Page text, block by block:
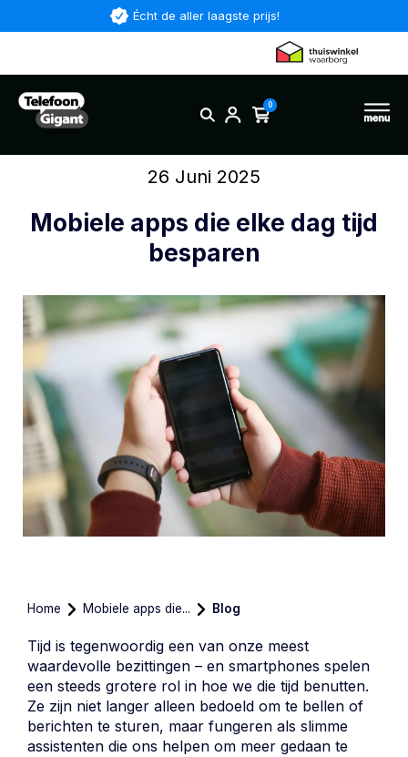
Écht de aller laagste prijs!
0
26 Juni 2025
Mobiele apps die elke dag tijd
besparen
Home Mobiele apps die... Blog
Tijd is tegenwoordig een van onze meest
waardevolle bezittingen – en smartphones spelen
een steeds grotere rol in hoe we die tijd benutten.
Ze zijn niet langer alleen bedoeld om te bellen of
berichten te sturen, maar fungeren als slimme
assistenten die ons helpen om meer gedaan te